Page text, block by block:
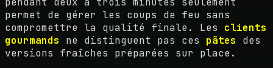
permet de gérer les coups de feu sans
compromettre la qualité finale. Les clients
gourmands ne distinguent pas ces pâtes des
versions fraîches préparées sur place.